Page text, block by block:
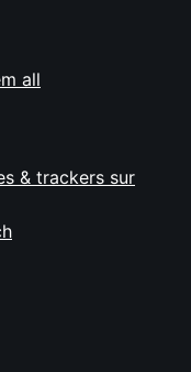
all
& trackers sur